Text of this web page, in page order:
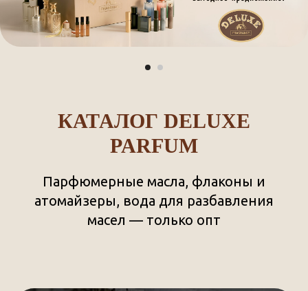
КАТАЛОГ DELUXE
PARFUM
Парфюмерные масла, флаконы и
атомайзеры, вода для разбавления
масел — только опт